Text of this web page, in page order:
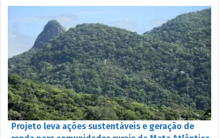
Projeto leva ações sustentáveis e geração de